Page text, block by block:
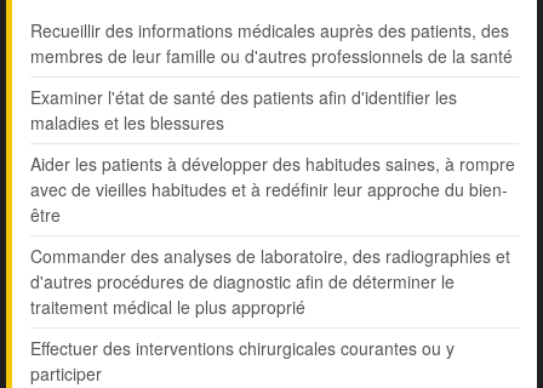
Recueillir des informations médicales auprès des patients, des
membres de leur famille ou d'autres professionnels de la santé
Examiner l'état de santé des patients afin d'identifier les
maladies et les blessures
Aider les patients à développer des habitudes saines, à rompre
avec de vieilles habitudes et à redéfinir leur approche du bien-
être
Commander des analyses de laboratoire, des radiographies et
d'autres procédures de diagnostic afin de déterminer le
traitement médical le plus approprié
Effectuer des interventions chirurgicales courantes ou y
participer